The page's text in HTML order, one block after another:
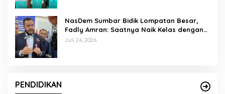
NasDem Sumbar Bidik Lompatan Besar,
Fadly Amran: Saatnya Naik Kelas dengan
Kader Berkualitas
Juli 24, 2026
PENDIDIKAN